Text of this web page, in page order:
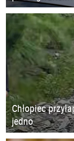
Chłopiec
jedno